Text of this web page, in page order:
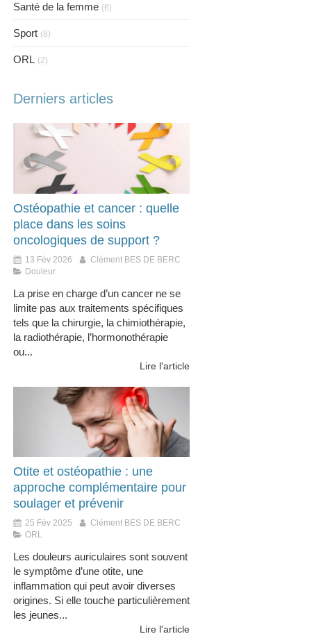
Santé de la femme (6)
Sport (8)
ORL (2)
Derniers articles
Ostéopathie et cancer : quelle
place dans les soins
oncologiques de support ?
13 Fév 2026
Clément BES DE BERC
Douleur
La prise en charge d’un cancer ne se
limite pas aux traitements spécifiques
tels que la chirurgie, la chimiothérapie,
la radiothérapie, l’hormonothérapie
ou...
Lire l'article
Otite et ostéopathie : une
approche complémentaire pour
soulager et prévenir
25 Fév 2025
Clément BES DE BERC
ORL
Les douleurs auriculaires sont souvent
le symptôme d’une otite, une
inflammation qui peut avoir diverses
origines. Si elle touche particulièrement
les jeunes...
Lire l'article